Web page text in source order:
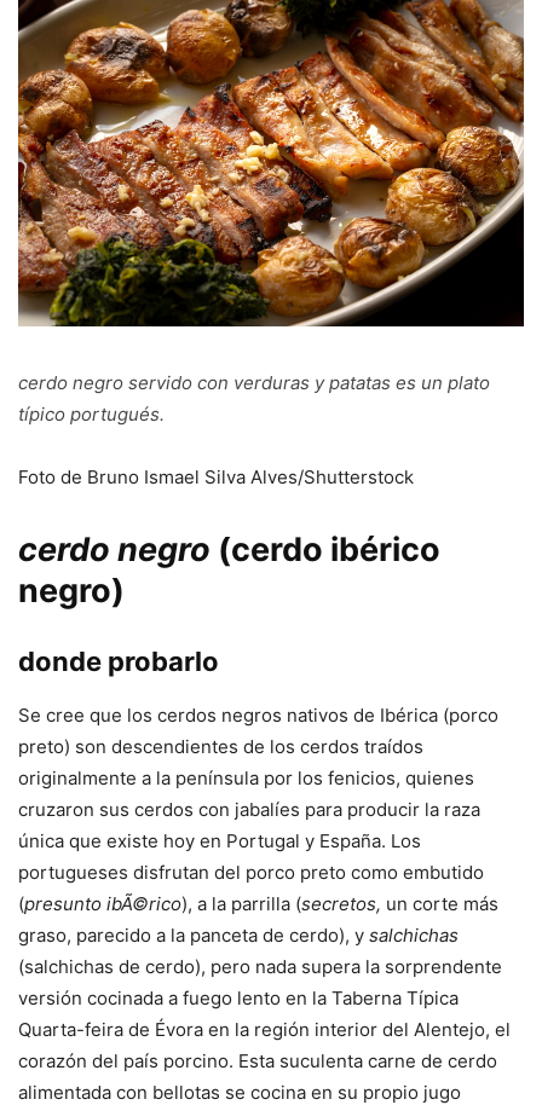
cerdo negro servido con verduras y patatas es un plato
típico portugués.
Foto de Bruno Ismael Silva Alves/Shutterstock
cerdo negro (cerdo ibérico
negro)
donde probarlo
Se cree que los cerdos negros nativos de Ibérica (porco
preto) son descendientes de los cerdos traídos
originalmente a la península por los fenicios, quienes
cruzaron sus cerdos con jabalíes para producir la raza
única que existe hoy en Portugal y España. Los
portugueses disfrutan del porco preto como embutido
(presunto ibÃ©rico), a la parrilla (secretos, un corte más
graso, parecido a la panceta de cerdo), y salchichas
(salchichas de cerdo), pero nada supera la sorprendente
versión cocinada a fuego lento en la Taberna Típica
Quarta-feira de Évora en la región interior del Alentejo, el
corazón del país porcino. Esta suculenta carne de cerdo
alimentada con bellotas se cocina en su propio jugo